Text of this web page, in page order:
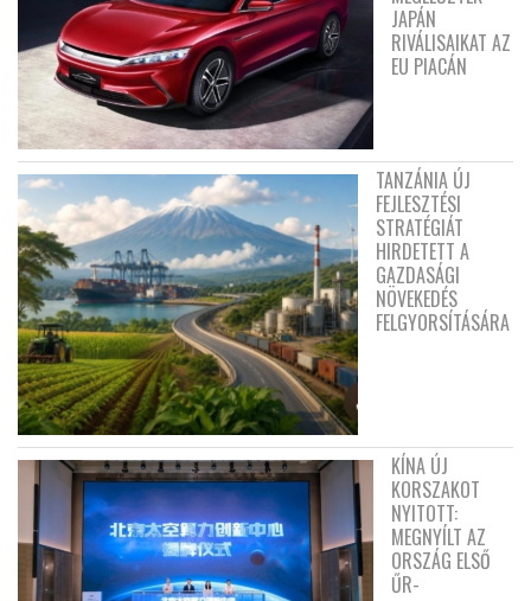
JAPÁN
RIVÁLISAIKAT AZ
EU PIACÁN
TANZÁNIA ÚJ
FEJLESZTÉSI
STRATÉGIÁT
HIRDETETT A
GAZDASÁGI
NÖVEKEDÉS
FELGYORSÍTÁSÁRA
KÍNA ÚJ
KORSZAKOT
NYITOTT:
MEGNYÍLT AZ
ORSZÁG ELSŐ
ŰR-